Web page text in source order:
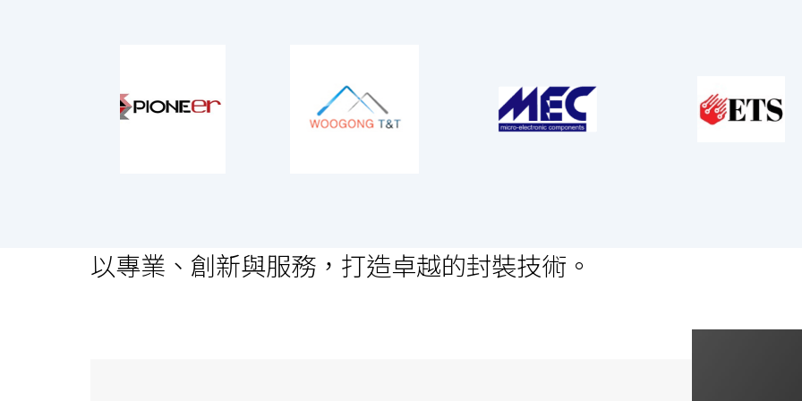
以專業、創新與服務，打造卓越的封裝技術。